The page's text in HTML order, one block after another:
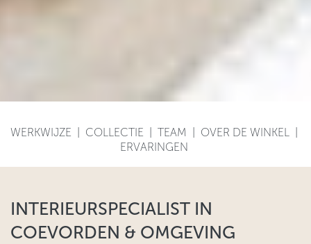
WERKWIJZE COLLECTIE TEAM OVER DE WINKEL
ERVARINGEN
INTERIEURSPECIALIST IN
COEVORDEN & OMGEVING